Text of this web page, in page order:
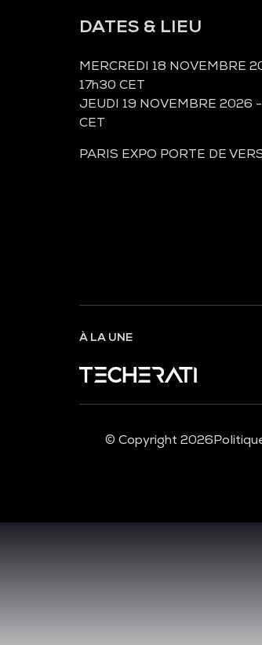
DATES & LIEU
MERCREDI 18 NOVEMBRE
17h30 CET
JEUDI 19 NOVEMBRE 2026
CET
PARIS EXPO PORTE DE
À LA UNE
© Copyright 2026